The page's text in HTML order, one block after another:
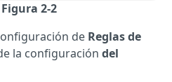
Figura 2-2
de Reglas de
la configuración del